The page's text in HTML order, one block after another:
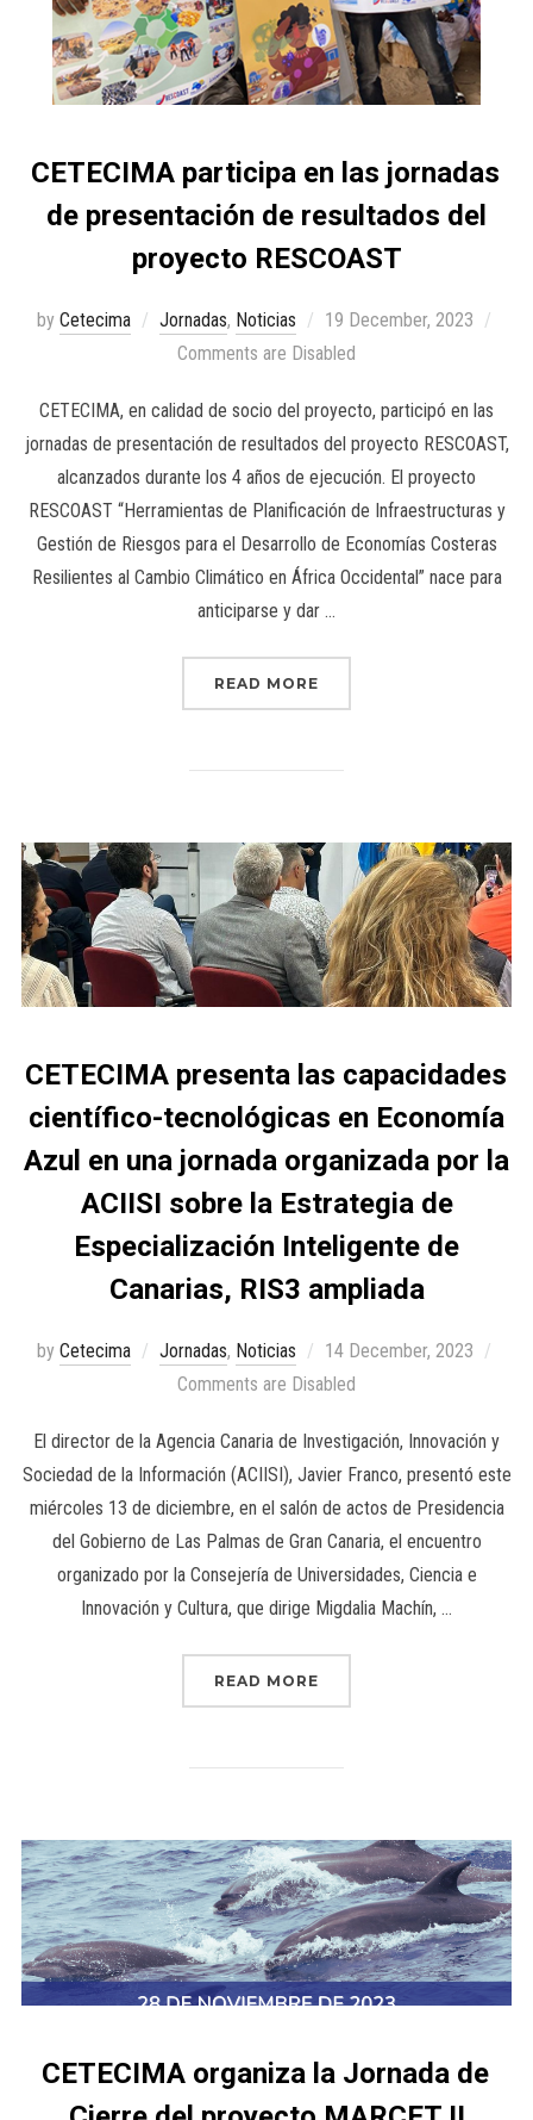
CETECIMA participa en las jornadas
de presentación de resultados del
proyecto RESCOAST
by Cetecima Jornadas, Noticias
19 December, 2023
Comments are Disabled
CETECIMA, en calidad de socio del proyecto, participó en las
jornadas de presentación de resultados del proyecto RESCOAST,
alcanzados durante los 4 años de ejecución. El proyecto
RESCOAST “Herramientas de Planificación de Infraestructuras y
Gestión de Riesgos para el Desarrollo de Economías Costeras
Resilientes al Cambio Climático en África Occidental” nace para
anticiparse y dar …
READ MORE
CETECIMA presenta las capacidades
científico-tecnológicas en Economía
Azul en una jornada organizada por la
ACIISI sobre la Estrategia de
Especialización Inteligente de
Canarias, RIS3 ampliada
by Cetecima Jornadas, Noticias
14 December, 2023
Comments are Disabled
El director de la Agencia Canaria de Investigación, Innovación y
Sociedad de la Información (ACIISI), Javier Franco, presentó este
miércoles 13 de diciembre, en el salón de actos de Presidencia
del Gobierno de Las Palmas de Gran Canaria, el encuentro
organizado por la Consejería de Universidades, Ciencia e
Innovación y Cultura, que dirige Migdalia Machín, …
READ MORE
CETECIMA organiza la Jornada de